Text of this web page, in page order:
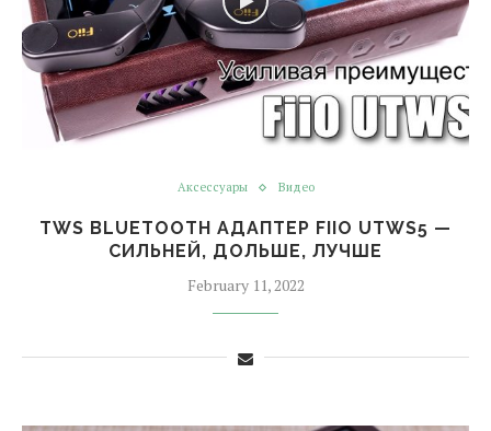
Аксессуары Видео
TWS BLUETOOTH АДАПТЕР FIIO UTWS5 —
СИЛЬНЕЙ, ДОЛЬШЕ, ЛУЧШЕ
February 11, 2022